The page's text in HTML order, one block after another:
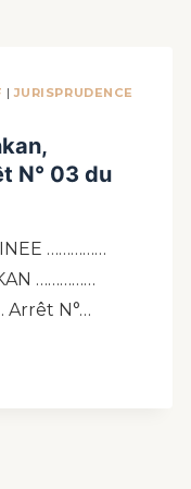
|JURISPRUDENCE
N° 03 du
……………
……………
Arrêt N°…